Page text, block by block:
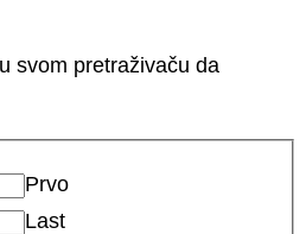
svom pretraživaču da
Prvo
Last